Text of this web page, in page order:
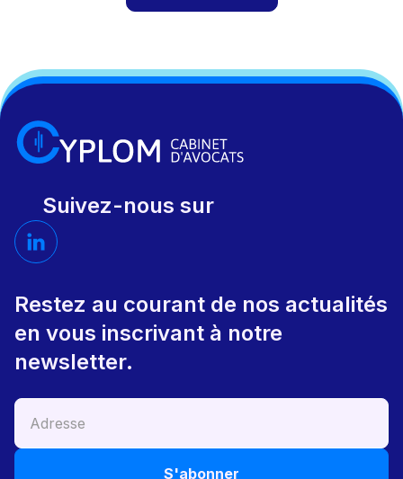
Suivez-nous sur
Restez au courant de nos actualités
en vous inscrivant à notre
newsletter.